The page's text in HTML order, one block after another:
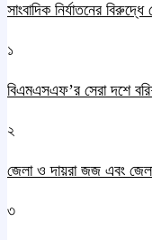
সাংবাদিক নির্যাতনের
১
বিএমএসএফ’র সেরা দশে
২
জেলা ও দায়রা জজ এবং
৩